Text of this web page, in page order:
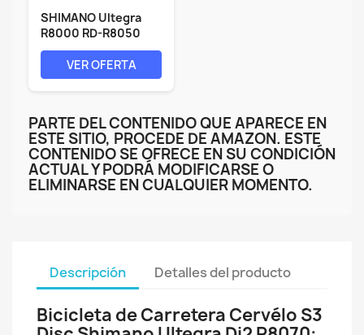
SHIMANO Ultegra
R8000 RD-R8050
Ultegra Di2 11...
VER OFERTA
PARTE DEL CONTENIDO QUE APARECE EN
ESTE SITIO, PROCEDE DE AMAZON. ESTE
CONTENIDO SE OFRECE EN SU CONDICIÓN
ACTUAL Y PODRÁ MODIFICARSE O
ELIMINARSE EN CUALQUIER MOMENTO.
Descripción Detalles del producto
Bicicleta de Carretera Cervélo S3